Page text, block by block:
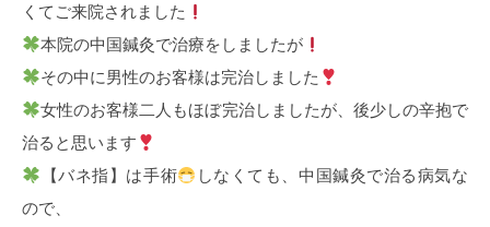
くてご来院されました
本院の中国鍼灸で治療をしましたが
その中に男性のお客様は完治しました
女性のお客様二人もほぼ完治しましたが、後少しの辛抱で
治ると思います
【バネ指】は手術
しなくても、中国鍼灸で治る病気な
ので、